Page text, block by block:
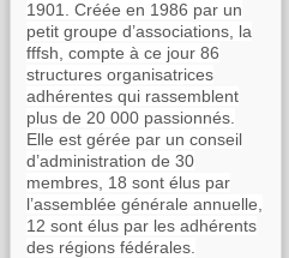
1901. Créée en 1986 par un
petit groupe d’associations, la
fffsh, compte à ce jour 86
structures organisatrices
adhérentes qui rassemblent
plus de 20 000 passionnés.
Elle est gérée par un conseil
d’administration de 30
membres, 18 sont élus par
l’assemblée générale annuelle,
12 sont élus par les adhérents
des régions fédérales.